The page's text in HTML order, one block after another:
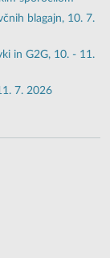
blagajn, 10. 7.
in G2G, 10. - 11.
7. 2026